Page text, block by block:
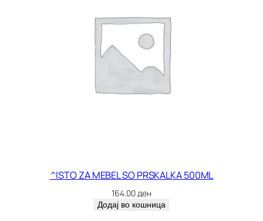
^ISTO ZA MEBEL SO PRSKALKA 500ML
164.00ден
Додај во кошница